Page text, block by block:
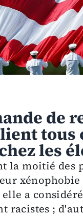
de
tous
les
la moitié des
a
racistes ;